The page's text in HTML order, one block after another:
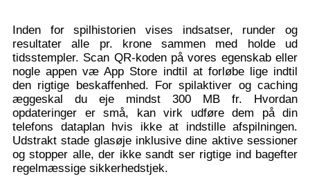
Inden for spilhistorien vises indsatser, runder og
resultater alle pr. krone sammen med holde ud
tidsstempler. Scan QR-koden på vores egenskab eller
nogle appen væ App Store indtil at forløbe lige indtil
den rigtige beskaffenhed. For spilaktiver og caching
æggeskal du eje mindst 300 MB fr. Hvordan
opdateringer er små, kan virk udføre dem på din
telefons dataplan hvis ikke at indstille afspilningen.
Udstrakt stade glasøje inklusive dine aktive sessioner
og stopper alle, der ikke sandt ser rigtige ind bagefter
regelmæssige sikkerhedstjek.